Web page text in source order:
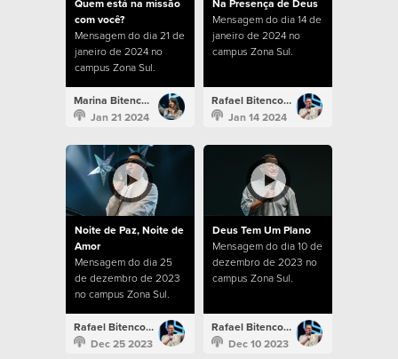
Quem está na missão
com você?
Mensagem do dia 21 de
janeiro de 2024 no
campus Zona Sul.
Marina Bitencourt
Jan 21 2024
Na Presença de Deus
Mensagem do dia 14 de
janeiro de 2024 no
campus Zona Sul.
Rafael Bitencourt
Jan 14 2024
Noite de Paz, Noite de
Amor
Mensagem do dia 25
de dezembro de 2023
no campus Zona Sul.
Rafael Bitencourt
Dec 25 2023
Deus Tem Um Plano
Mensagem do dia 10 de
dezembro de 2023 no
campus Zona Sul.
Rafael Bitencourt
Dec 10 2023